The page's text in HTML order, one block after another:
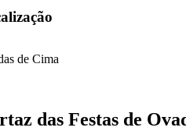
de Cima
das Festas de